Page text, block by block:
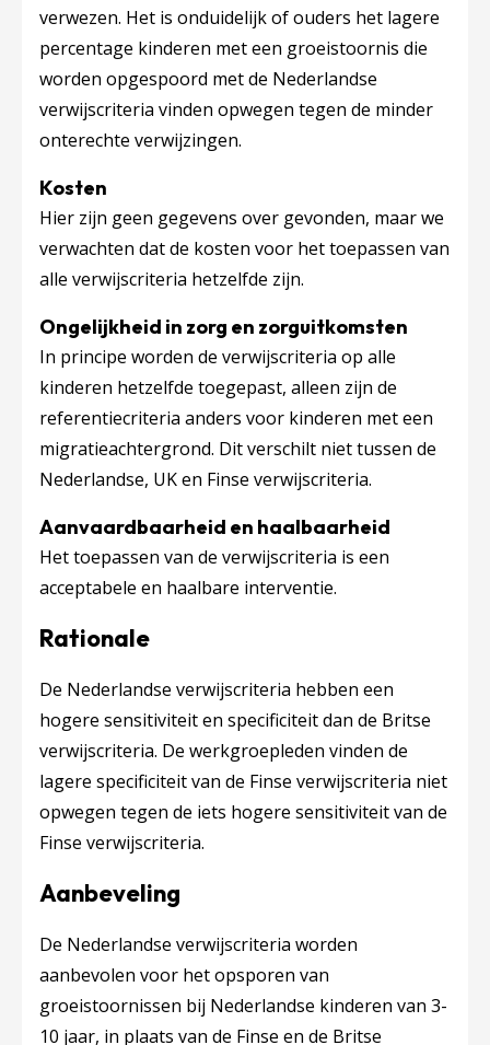
verwezen. Het is onduidelijk of ouders het lagere
percentage kinderen met een groeistoornis die
worden opgespoord met de Nederlandse
verwijscriteria vinden opwegen tegen de minder
onterechte verwijzingen.
Kosten
Hier zijn geen gegevens over gevonden, maar we
verwachten dat de kosten voor het toepassen van
alle verwijscriteria hetzelfde zijn.
Ongelijkheid in zorg en zorguitkomsten
In principe worden de verwijscriteria op alle
kinderen hetzelfde toegepast, alleen zijn de
referentiecriteria anders voor kinderen met een
migratieachtergrond. Dit verschilt niet tussen de
Nederlandse, UK en Finse verwijscriteria.
Aanvaardbaarheid en haalbaarheid
Het toepassen van de verwijscriteria is een
acceptabele en haalbare interventie.
Rationale
De Nederlandse verwijscriteria hebben een
hogere sensitiviteit en specificiteit dan de Britse
verwijscriteria. De werkgroepleden vinden de
lagere specificiteit van de Finse verwijscriteria niet
opwegen tegen de iets hogere sensitiviteit van de
Finse verwijscriteria.
Aanbeveling
De Nederlandse verwijscriteria worden
aanbevolen voor het opsporen van
groeistoornissen bij Nederlandse kinderen van 3-
10 jaar, in plaats van de Finse en de Britse